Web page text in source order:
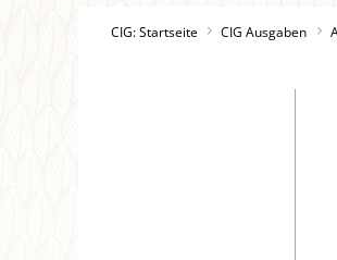
CIG: Startseite CIG Ausgaben